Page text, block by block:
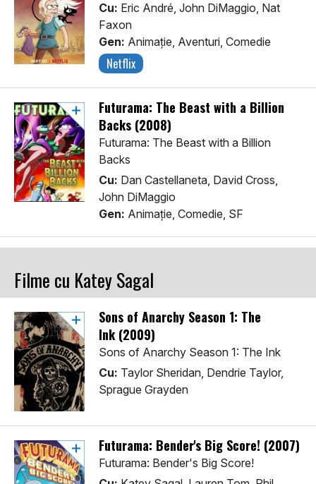
Cu: Eric André, John DiMaggio, Nat
Faxon
Gen: Animaţie, Aventuri, Comedie
Netflix
Futurama: The Beast with a Billion
Backs (2008)
Futurama: The Beast with a Billion
Backs
Cu: Dan Castellaneta, David Cross,
John DiMaggio
Gen: Animaţie, Comedie, SF
Filme cu Katey Sagal
Sons of Anarchy Season 1: The
Ink (2009)
Sons of Anarchy Season 1: The Ink
Cu: Taylor Sheridan, Dendrie Taylor,
Sprague Grayden
Futurama: Bender's Big Score! (2007)
Futurama: Bender's Big Score!